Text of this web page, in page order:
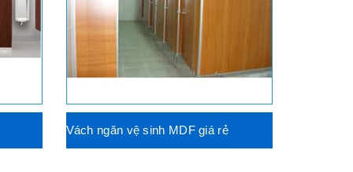
Vách ngăn vệ sinh MDF giá rẻ